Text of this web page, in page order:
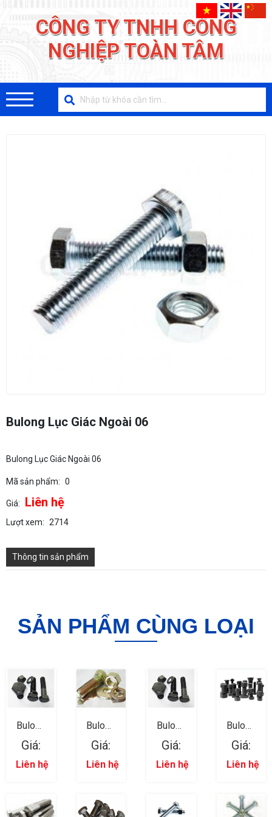
CÔNG TY TNHH CÔNG
NGHIỆP TOÀN TÂM
Bulong Lục Giác Ngoài 06
Bulong Lục Giác Ngoài 06
Mã sản phẩm: 0
Giá: Liên hệ
Lượt xem: 2714
Thông tin sản phẩm
SẢN PHẨM CÙNG LOẠI
Bulong
Ngoài
12
Giá:
Liên hệ
Bulong
Ngoài
11
Giá:
Liên hệ
Bulong
Ngoài
10
Giá:
Liên hệ
Bulong
Ngoài
09
Giá:
Liên hệ